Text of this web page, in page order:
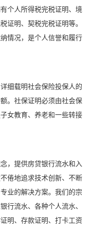
个人所得税完税证明、境
证明、契税完税证明等。
情况，是个人信誉和履行
细载明社会保险投保人的
。社保证明必须由社会保
女教育、养老和一些转接
，提供房贷银行流水和入
倦地追求技术创新、不断
业的解决方案。我们的宗
行流水、各种个人流水、
明、存款证明、打卡工资